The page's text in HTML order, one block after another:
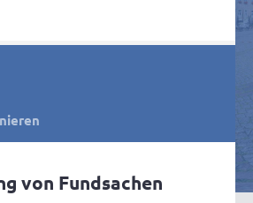
von Fundsachen